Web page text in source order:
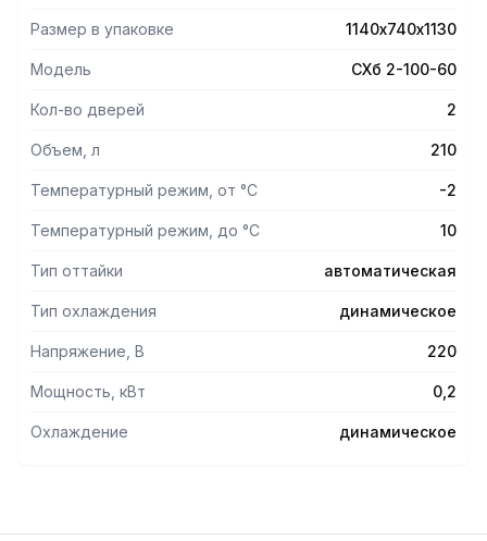
Размер в упаковке 1140х740х1130
Модель СХб 2-100-60
Кол-во дверей 2
Объем, л 210
Температурный режим, от °С -2
Температурный режим, до °С 10
Тип оттайки автоматическая
Тип охлаждения динамическое
Напряжение, В 220
Мощность, кВт 0,2
Охлаждение динамическое